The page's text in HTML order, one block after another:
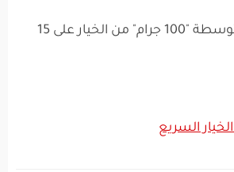
يحتوي كل حبة متوسطة "100 جرام" من الخيار على 15
السريع